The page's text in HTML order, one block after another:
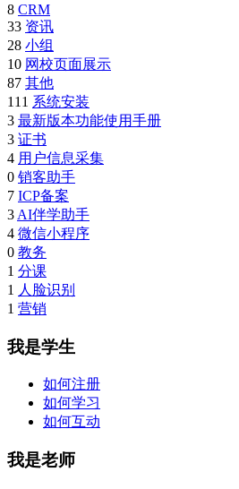
8 CRM
33 资讯
28 小组
10 网校页面展示
87 其他
111 系统安装
3 最新版本功能使用手册
3 证书
4 用户信息采集
0 销客助手
7 ICP备案
3 AI伴学助手
4 微信小程序
0 教务
1 分课
1 人脸识别
1 营销
我是学生
如何注册
如何学习
如何互动
我是老师